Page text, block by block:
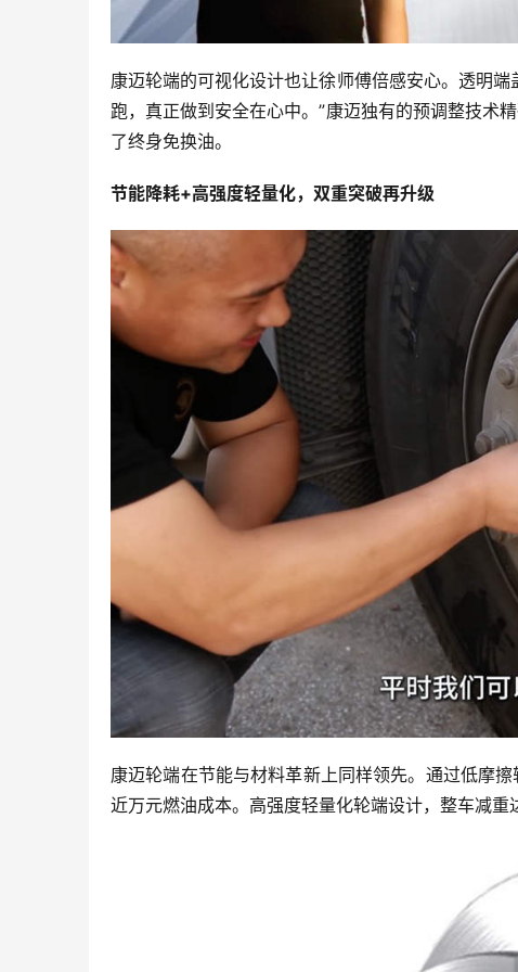
康迈轮端的可视化设计也让徐师傅倍感安心。透明
跑，真正做到安全在心中。”康迈独有的预调整技术
了终身免换油。
节能降耗+高强度轻量化， 双重突破再升级
康迈轮端在节能与材料革新上同样领先。通过低摩
近万元燃油成本。高强度轻量化轮端设计，整车减